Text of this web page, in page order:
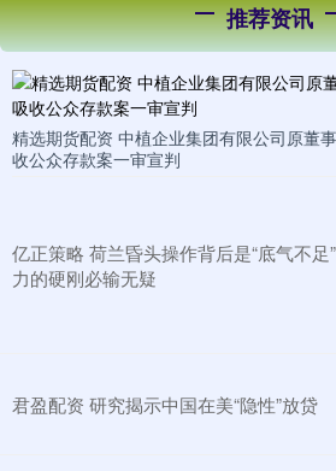
推荐资讯
精选期货配资 中植企业集团有限公司原董
收公众存款案一审宣判
亿正策略 荷兰昏头操作背后是“底气不足
力的硬刚必输无疑​
君盈配资 研究揭示中国在美“隐性”放贷